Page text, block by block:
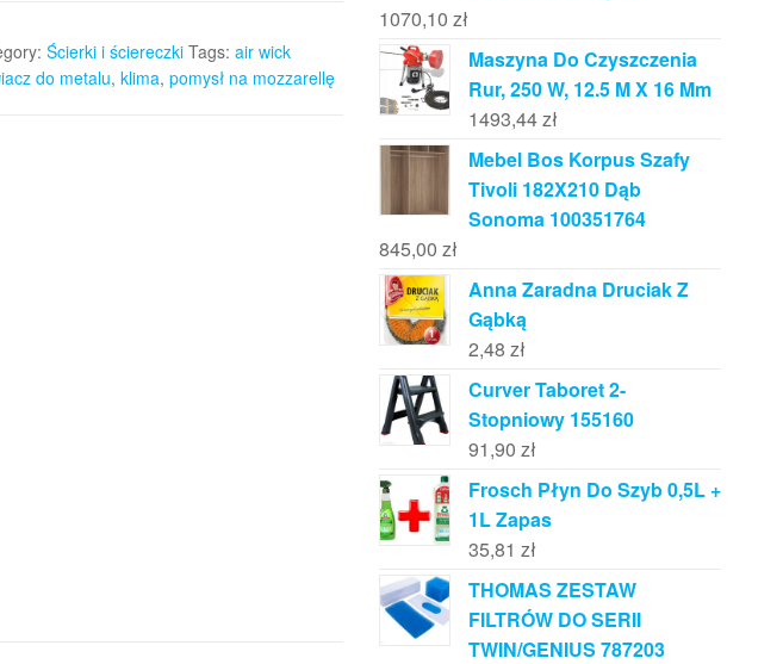
Ścierki i ściereczki Tags: air wick
do metalu, klima, pomysł na mozzarellę
1070,10 zł
Maszyna Do Czyszczenia
Rur, 250 W, 12.5 M X 16 Mm
1493,44zł
Mebel Bos Korpus Szafy
Tivoli 182X210 Dąb
Sonoma 100351764
845,00 zł
Anna Zaradna Druciak Z
Gąbką
2,48 zł
Curver Taboret 2-
Stopniowy 155160
91,90 zł
Frosch Płyn Do Szyb 0,5L +
1L Zapas
35,81 zł
THOMAS ZESTAW
FILTRÓW DO SERII
TWIN/GENIUS 787203